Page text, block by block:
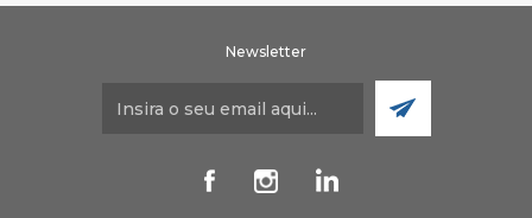
Newsletter